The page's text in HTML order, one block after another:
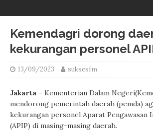
Kemendagri dorong
kekurangan personel
13/09/2023 suksesfm
Jakarta – Kementerian Dalam
mendorong pemerintah daerah (pemda)
kekurangan personel Aparat Pengawasan
(APIP) di masing-masing daerah.